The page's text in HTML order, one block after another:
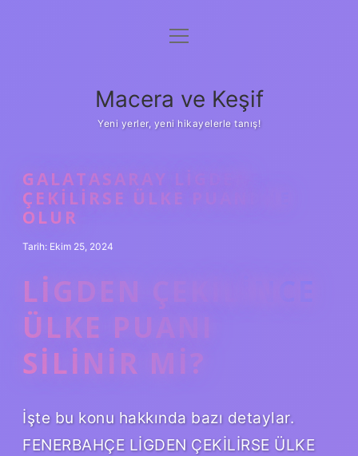
Anasayfa
Yasal Uyarı
menüyü
Macera ve Keşif
Yeni yerler, yeni hikayelerle tanış!
GALATASARAY LIGDEN
ÇEKILIRSE ÜLKE PUANI NE
OLUR
Tarih: Ekim 25, 2024
LIGDEN ÇEKILINCE
ÜLKE PUANI
SILINIR MI?
İşte bu konu hakkında bazı detaylar.
FENERBAHÇE LİGDEN ÇEKİLİRSE ÜLKE